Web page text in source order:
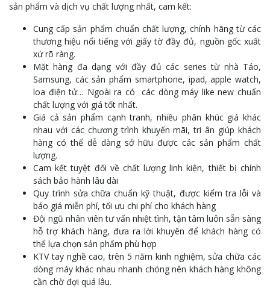
sản phẩm và dịch vụ chất lượng nhất, cam kết:
Cung cấp sản phẩm chuẩn chất lượng, chính hãng từ các
thương hiệu nổi tiếng với giấy tờ đầy đủ, nguồn gốc xuất
xứ rõ ràng.
Mặt hàng đa dạng với đầy đủ các series từ nhà Táo,
Samsung, các sản phẩm smartphone, ipad, apple watch,
loa điện tử… Ngoài ra có các dòng máy like new chuẩn
chất lượng với giá tốt nhất.
Giá cả sản phẩm cạnh tranh, nhiều phân khúc giá khác
nhau với các chương trình khuyến mãi, tri ân giúp khách
hàng có thể dễ dàng sở hữu được các sản phẩm chất
lượng.
Cam kết tuyệt đối về chất lượng linh kiện, thiết bị chính
sách bảo hành lâu dài
Quy trình sửa chữa chuẩn kỹ thuật, được kiểm tra lỗi và
báo giá miễn phí, tối ưu chi phí cho khách hàng
Đội ngũ nhân viên tư vấn nhiệt tình, tận tâm luôn sẵn sàng
hỗ trợ khách hàng, đưa ra lời khuyên để khách hàng có
thể lựa chọn sản phẩm phù hợp
KTV tay nghề cao, trên 5 năm kinh nghiệm, sửa chữa các
dòng máy khác nhau nhanh chóng nên khách hàng không
cần chờ đợi quá lâu.